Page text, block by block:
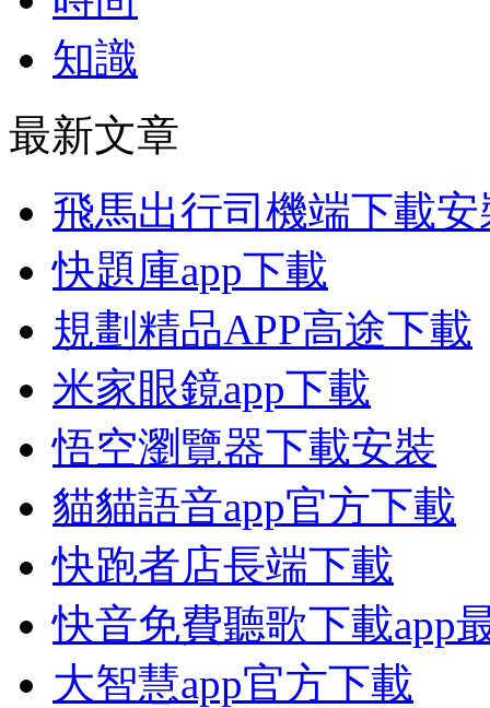
知識
最新文章
飛馬出行司機端下載安
快題庫app下載
規劃精品APP高途下載
米家眼鏡app下載
悟空瀏覽器下載安裝
貓貓語音app官方下載
快跑者店長端下載
快音免費聽歌下載app
大智慧app官方下載